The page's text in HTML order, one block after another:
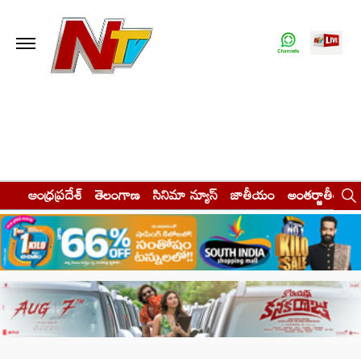
ఆంధ్రప్రదేశ్ తెలంగాణ సినిమా న్యూస్ జాతీయం అంతర్జాతీయం